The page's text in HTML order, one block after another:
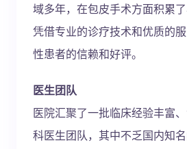
域多年，在包皮手术方面积累了
凭借专业的诊疗技术和优质的
性患者的信赖和好评。
医生团队
医院汇聚了一批临床经验丰富
科医生团队，其中不乏国内知